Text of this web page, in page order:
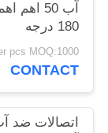
آب 50
180 درجه
CONTACT